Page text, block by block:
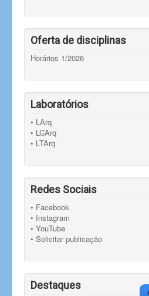
Oferta de disciplinas
Horários 1/2026
Laboratórios
• LArq
• LCArq
• LTArq
Redes Sociais
• Facebook
• Instagram
• YouTube
• Solicitar publicação
Destaques